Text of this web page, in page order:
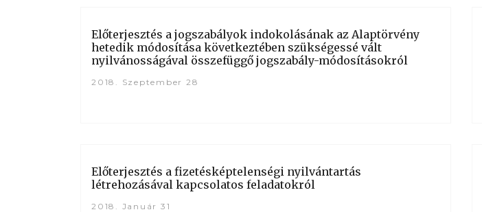
Előterjesztés a jogszabályok indokolásának az Alaptörvény
hetedik módosítása következtében szükségessé vált
nyilvánosságával összefüggő jogszabály-módosításokról
2018. Szeptember 28
Előterjesztés a fizetésképtelenségi nyilvántartás
létrehozásával kapcsolatos feladatokról
2018. Január 31